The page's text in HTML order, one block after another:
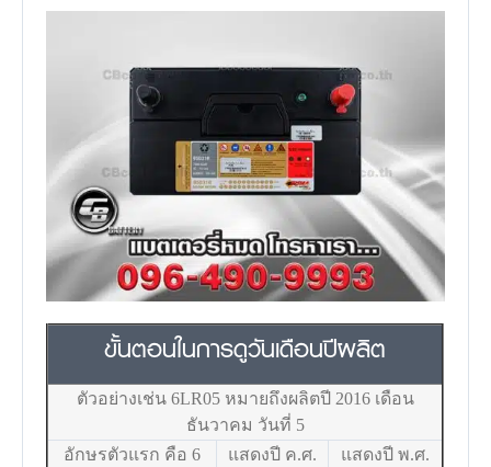
ขั้นตอนในการดูวันเดือนปีผลิต
ตัวอย่างเช่น 6LR05 หมายถึงผลิตปี 2016 เดือน
ธันวาคม วันที่ 5
อักษรตัวแรก คือ 6
แสดงปี ค.ศ.
แสดงปี พ.ศ.